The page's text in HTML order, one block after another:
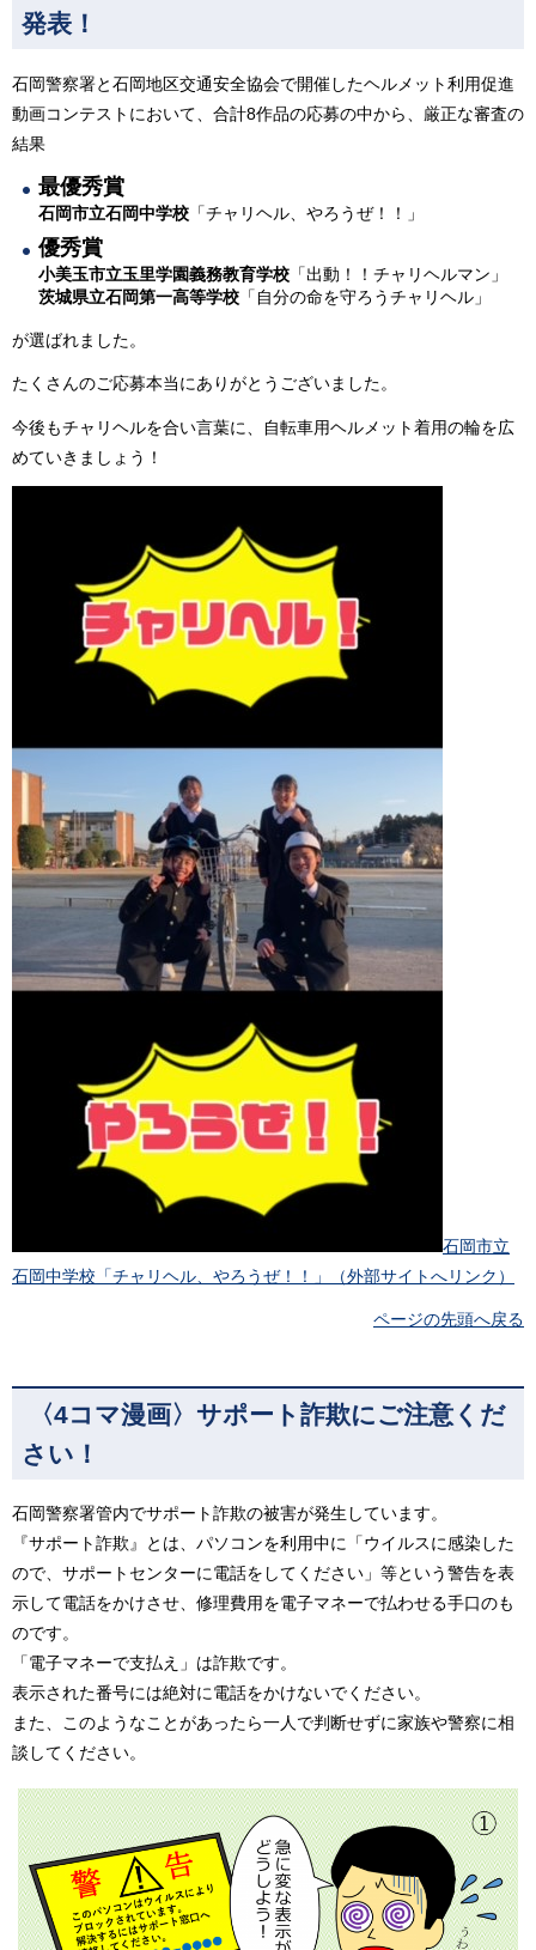
発表！
石岡警察署と石岡地区交通安全協会で開催したヘルメット利用促進
動画コンテストにおいて、合計8作品の応募の中から、厳正な審査の
結果
最優秀賞
石岡市立石岡中学校 「チャリヘル、やろうぜ！！」
優秀賞
小美玉市立玉里学園義務教育学校 「出動！！チャリヘルマン」
茨城県立石岡第一高等学校 「自分の命を守ろうチャリヘル」
が選ばれました。
たくさんのご応募本当にありがとうございました。
今後もチャリヘルを合い言葉に、自転車用ヘルメット着用の輪を広
めていきましょう！
石岡市立
石岡中学校「チャリヘル、やろうぜ！！」（外部サイトへリンク）
ページの先頭へ戻る
〈4コマ漫画〉サポート詐欺にご注意くだ
さい！
石岡警察署管内でサポート詐欺の被害が発生しています。
『サポート詐欺』とは、パソコンを利用中に「ウイルスに感染した
ので、サポートセンターに電話をしてください」等という警告を表
示して電話をかけさせ、修理費用を電子マネーで払わせる手口のも
のです。
「電子マネーで支払え」は詐欺です。
表示された番号には絶対に電話をかけないでください。
また、このようなことがあったら一人で判断せずに家族や警察に相
談してください。